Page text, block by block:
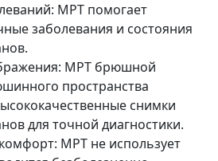
МРТ помогает
заболевания и состояния
МРТ брюшной
пространства
снимки
для точной диагностики.
МРТ не использует